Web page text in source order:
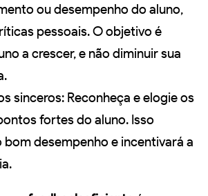
ou desempenho do aluno,
pessoais. O objetivo é
a crescer, e não diminuir sua
sinceros: Reconheça e elogie os
fortes do aluno. Isso
bom desempenho e incentivará a